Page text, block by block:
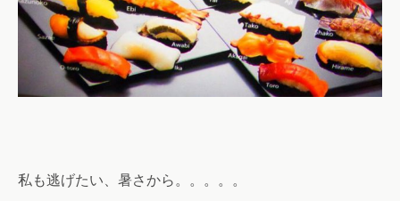
私も逃げたい、暑さから。。。。。